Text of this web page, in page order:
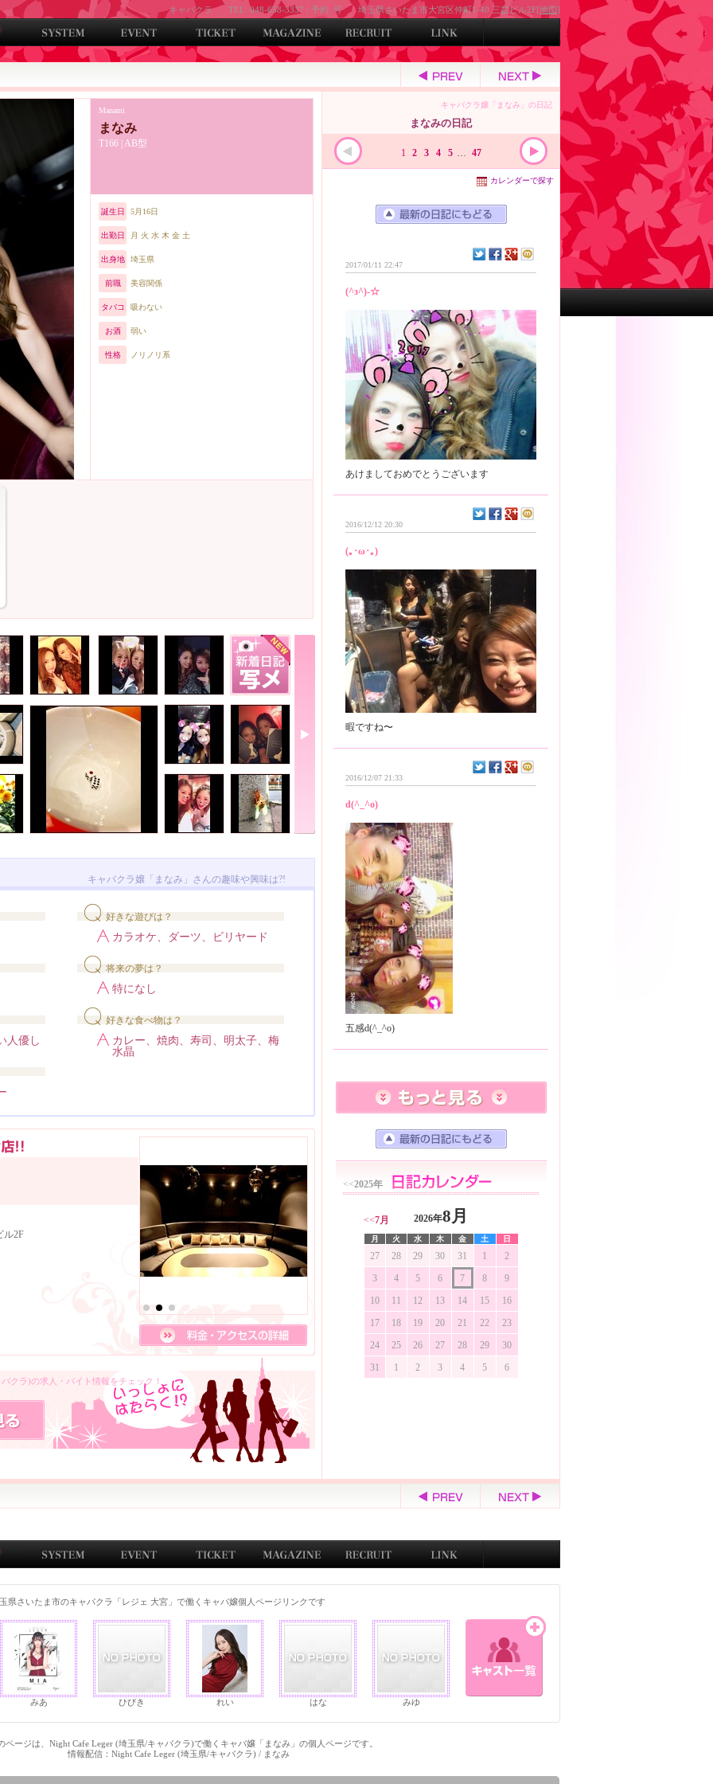
キャバクラ TEL: 048-658-3337 / 予約: 可 埼玉県さいたま市大宮区仲町1-40 三益ビル2F[地図]
まなみ
Manami
T166 | AB型
誕生日 5月16日
出勤日 月 火 水 木 金 土
出身地 埼玉県
前職 美容関係
タバコ 吸わない
お酒 弱い
性格 ノリノリ系
キャバクラ嬢「まなみ」さんの趣味や興味は?!
好きな遊びは？
カラオケ、ダーツ、ビリヤード
将来の夢は？
特になし
人優し
好きな食べ物は？
カレー、焼肉、寿司、明太子、梅
水晶
ル2F
クラ)の求人・バイト情報をチェック！
まなみの日記
キャバクラ嬢「まなみ」の日記
1 2 3 4 5 … 47
カレンダーで探す
2017/01/11 22:47
(^з^)-☆
2016/12/12 20:30
(｡･ω･｡)
2016/12/07 21:33
d(^_^o)
<<2025年
2026年8月
<<7月
月 火 水 木 金 土 日
27 28 29 30 31 1
2
3
4 5 6 7 8
9
10
11 12 13 14 15
16
17
18 19 20 21 22
23
24
25 26 27 28 29
30
31
1 2 3 4 5 6
県さいたま市のキャバクラ「レジェ 大宮」で働くキャバ嬢個人ページリンクです
みあ ひびき れい はな みゆ
ページは、Night Cafe Leger (埼玉県/キャバクラ)で働くキャバ嬢「まなみ」の個人ページです。
情報配信：Night Cafe Leger (埼玉県/キャバクラ) / まなみ